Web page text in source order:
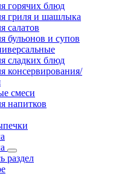
горячих блюд
гриля и шашлыка
салатов
бульонов и супов
сладких блюд
консервирования/
смеси
напитков
раздел